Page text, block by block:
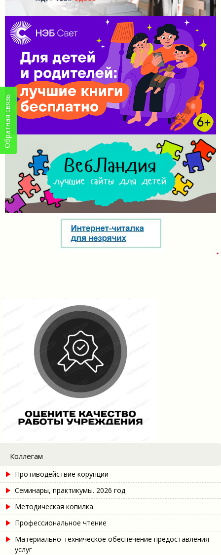
Коллегам
Противодействие корупции
Семинары, практикумы. 2026 год
Методическая копилка
Профессиональное чтение
Материально-техническое обеспечение предоставления
услуг
Обратная связь